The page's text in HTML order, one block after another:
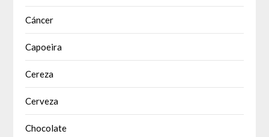
Cáncer
Capoeira
Cereza
Cerveza
Chocolate